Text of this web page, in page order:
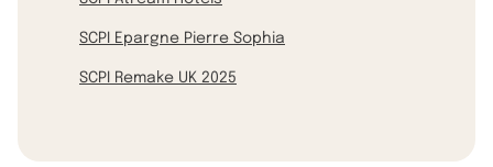
SCPI Epargne Pierre Sophia
SCPI Remake UK 2025